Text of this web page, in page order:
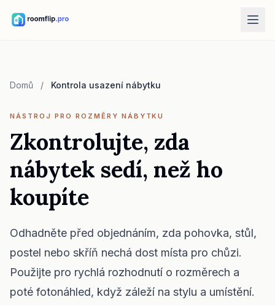
AI návrhář pokoje
Nahrajte pokoj a vytvořte směr stylu.
Přeskládat nábytek
Vyzkoušet nábytek v pokoji
Podívejte se na pohovku, židli nebo stůl před nákupem.
Bezplatné nástroje
Kalkulačka plochy pokoje
Spočítejte podlahu a stěny před plánováním.
Kalkulačka velikosti koberce
Zkontrolujte průchody před nákupem pohovky nebo stolu.
Domů / Kontrola usazení nábytku
NÁSTROJ PRO ROZMĚRY NÁBYTKU
Zkontrolujte, zda
nábytek sedí, než ho
koupíte
Odhadněte před objednáním, zda pohovka, stůl,
postel nebo skříň nechá dost místa pro chůzi.
Použijte pro rychlá rozhodnutí o rozměrech a
poté fotonáhled, když záleží na stylu a umístění.